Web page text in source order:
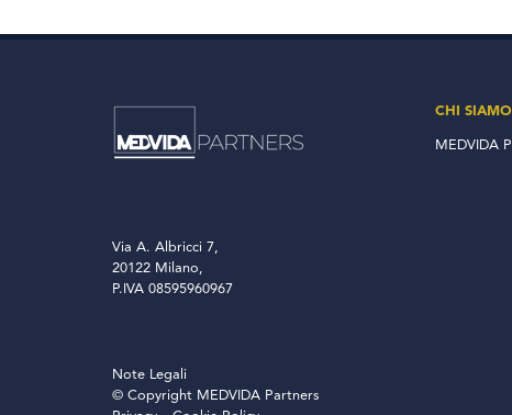
Via A. Albricci 7,
20122 Milano,
P.IVA 08595960967
Note Legali
© Copyright MEDVIDA Partners
CHI SIAMO
MEDVIDA